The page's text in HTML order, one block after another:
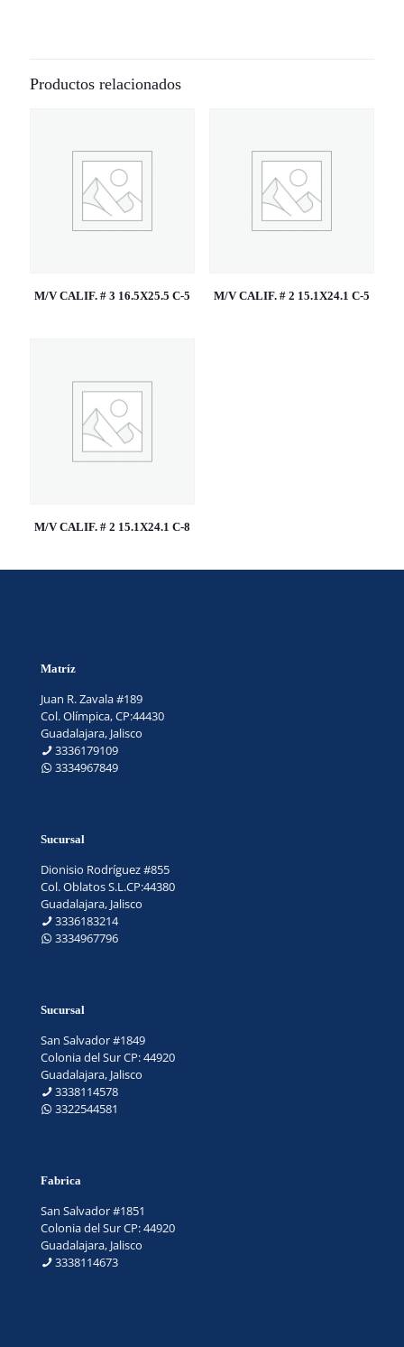
Productos relacionados
M/V CALIF. # 3 16.5X25.5 C-5 M/V CALIF. # 2 15.1X24.1 C-5
M/V CALIF. # 2 15.1X24.1 C-8
Matríz
Juan R. Zavala #189
Col. Olímpica, CP:44430
Guadalajara, Jalisco
3336179109
3334967849
Sucursal
Dionisio Rodríguez #855
Col. Oblatos S.L.CP:44380
Guadalajara, Jalisco
3336183214
3334967796
Sucursal
San Salvador #1849
Colonia del Sur CP: 44920
Guadalajara, Jalisco
3338114578
3322544581
Fabrica
San Salvador #1851
Colonia del Sur CP: 44920
Guadalajara, Jalisco
3338114673